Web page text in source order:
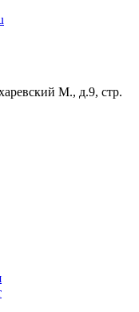
М., д.9, стр.